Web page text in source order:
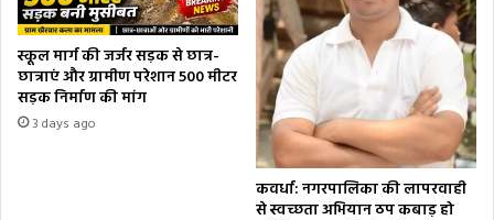
स्कूल मार्ग की जर्जर सड़क से छात्र-
छात्राएं और ग्रामीण परेशान 500 मीटर
सड़क निर्माण की मांग
3 days ago
कवर्धा: नगरपालिका की लापरवाही
से स्वच्छता अभियान ठप कबाड़ हो